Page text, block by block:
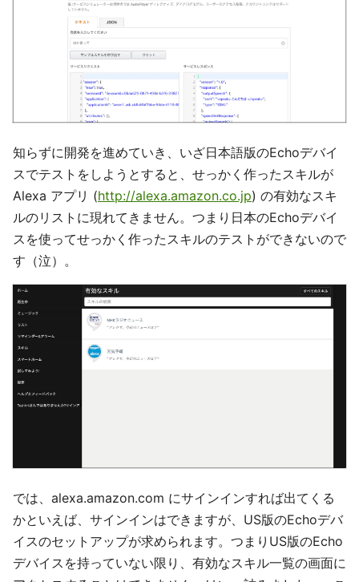
知らずに開発を進めていき、いざ日本語版のEchoデバイ
スでテストをしようとすると、せっかく作ったスキルが
Alexa アプリ (http://alexa.amazon.co.jp) の有効なスキ
ルのリストに現れてきません。つまり日本のEchoデバイ
スを使ってせっかく作ったスキルのテストができないので
す（泣）。
では、alexa.amazon.com にサインインすれば出てくる
かといえば、サインインはできますが、US版のEchoデバ
イスのセットアップが求められます。つまりUS版のEcho
デバイスを持っていない限り、有効なスキル一覧の画面に